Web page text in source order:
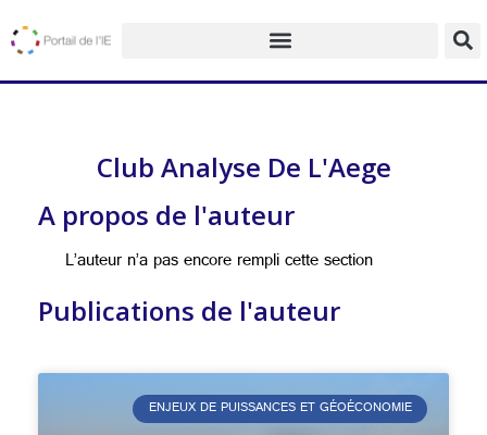
Club Analyse De L'Aege
A propos de l'auteur
L’auteur n’a pas encore rempli cette section
Publications de l'auteur
ENJEUX DE PUISSANCES ET GÉOÉCONOMIE